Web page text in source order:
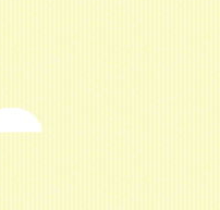
ン